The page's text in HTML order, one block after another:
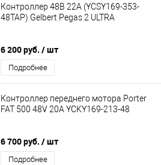
Контроллер 48В 22А (YCSY169-353-
48TAP) Gelbert Pegas 2 ULTRA
6 200 руб. / шт
Подробнее
Контроллер переднего мотора Porter
FAT 500 48V 20A YCKY169-213-48
6 700 руб. / шт
Подробнее